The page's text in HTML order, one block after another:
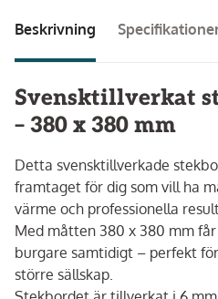
Beskrivning
Svensktillverkat
– 380 x 380 mm
Detta svensktillverkade
framtaget för dig som vill ha
värme och professionella
Med måtten 380 x 380 mm
burgare samtidigt – perfekt
större sällskap.